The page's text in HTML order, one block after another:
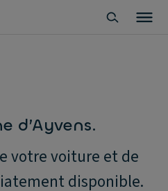
d’Ayvens.
votre voiture et de
disponible.